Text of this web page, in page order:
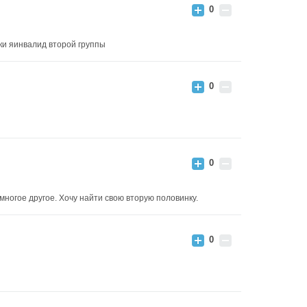
0
яинвалид второй группы
0
0
другое. Хочу найти свою вторую половинку.
0